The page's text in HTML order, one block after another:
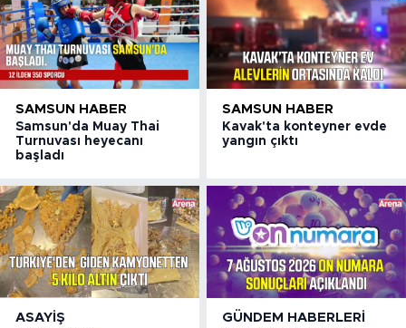
SAMSUN HABER
Samsun'da Muay Thai
Turnuvası heyecanı
başladı
SAMSUN HABER
Kavak'ta konteyner evde
yangın çıktı
ASAYIŞ GÜNDEM HABERLERI